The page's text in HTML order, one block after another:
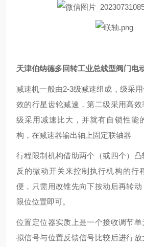
天津伯纳德多回转工业总线型阀门电
减速机一般由2-3级减速组成，级采
效的行星齿轮减速，第二级采用高
级采用减速比大，并就有自锁性能
构，在减速器输出轴上固定联轴器
行程限制机构借助两个（或四个）
反的微动开关来控制执行机构的行
便，只需用改锥先向下按动后再转
限位位置即可。
位置定位器实质上是一个接收调节
拟信号与位置反馈信号比较后进行